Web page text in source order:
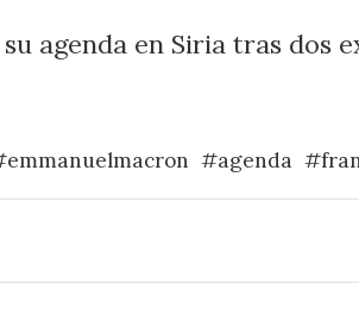
agenda en Siria tras dos
#agenda